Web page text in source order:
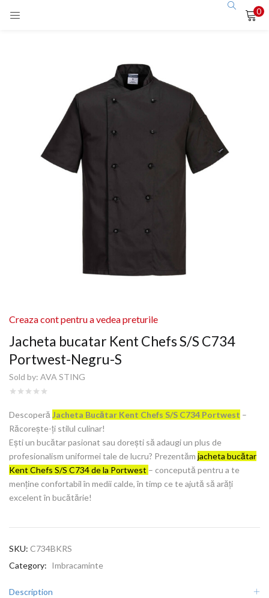
0
Jacheta bucatar Kent Chefs S/S C734
Portwest-Negru-S
Sold by: AVA STING
Creaza cont pentru a vedea preturile
DescoperăJacheta Bucătar Kent Chefs S/S C734 Portwest –
Răcorește-ți stilul culinar!
Ești un bucătar pasionat sau dorești să adaugi un plus de
profesionalism uniformei tale de lucru? Prezentăm jacheta bucătar
Kent Chefs S/S C734 de la Portwest – concepută pentru a te
menține confortabil în medii calde, în timp ce te ajută să arăți
excelent în bucătărie!
SKU: C734BKRS
Category: Imbracaminte
Description
Enter your username and password to login.
Remember me